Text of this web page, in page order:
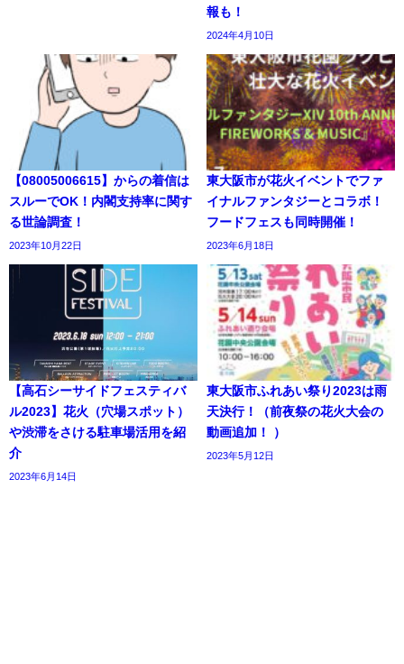
報も！
2024年4月10日
【08005006615】からの着信は
スルーでOK！内閣支持率に関す
る世論調査！
2023年10月22日
東大阪市が花火イベントでファ
イナルファンタジーとコラボ！
フードフェスも同時開催！
2023年6月18日
【高石シーサイドフェスティバ
ル2023】花火（穴場スポット）
や渋滞をさける駐車場活用を紹
介
2023年6月14日
東大阪市ふれあい祭り2023は雨
天決行！（前夜祭の花火大会の
動画追加！ ）
2023年5月12日